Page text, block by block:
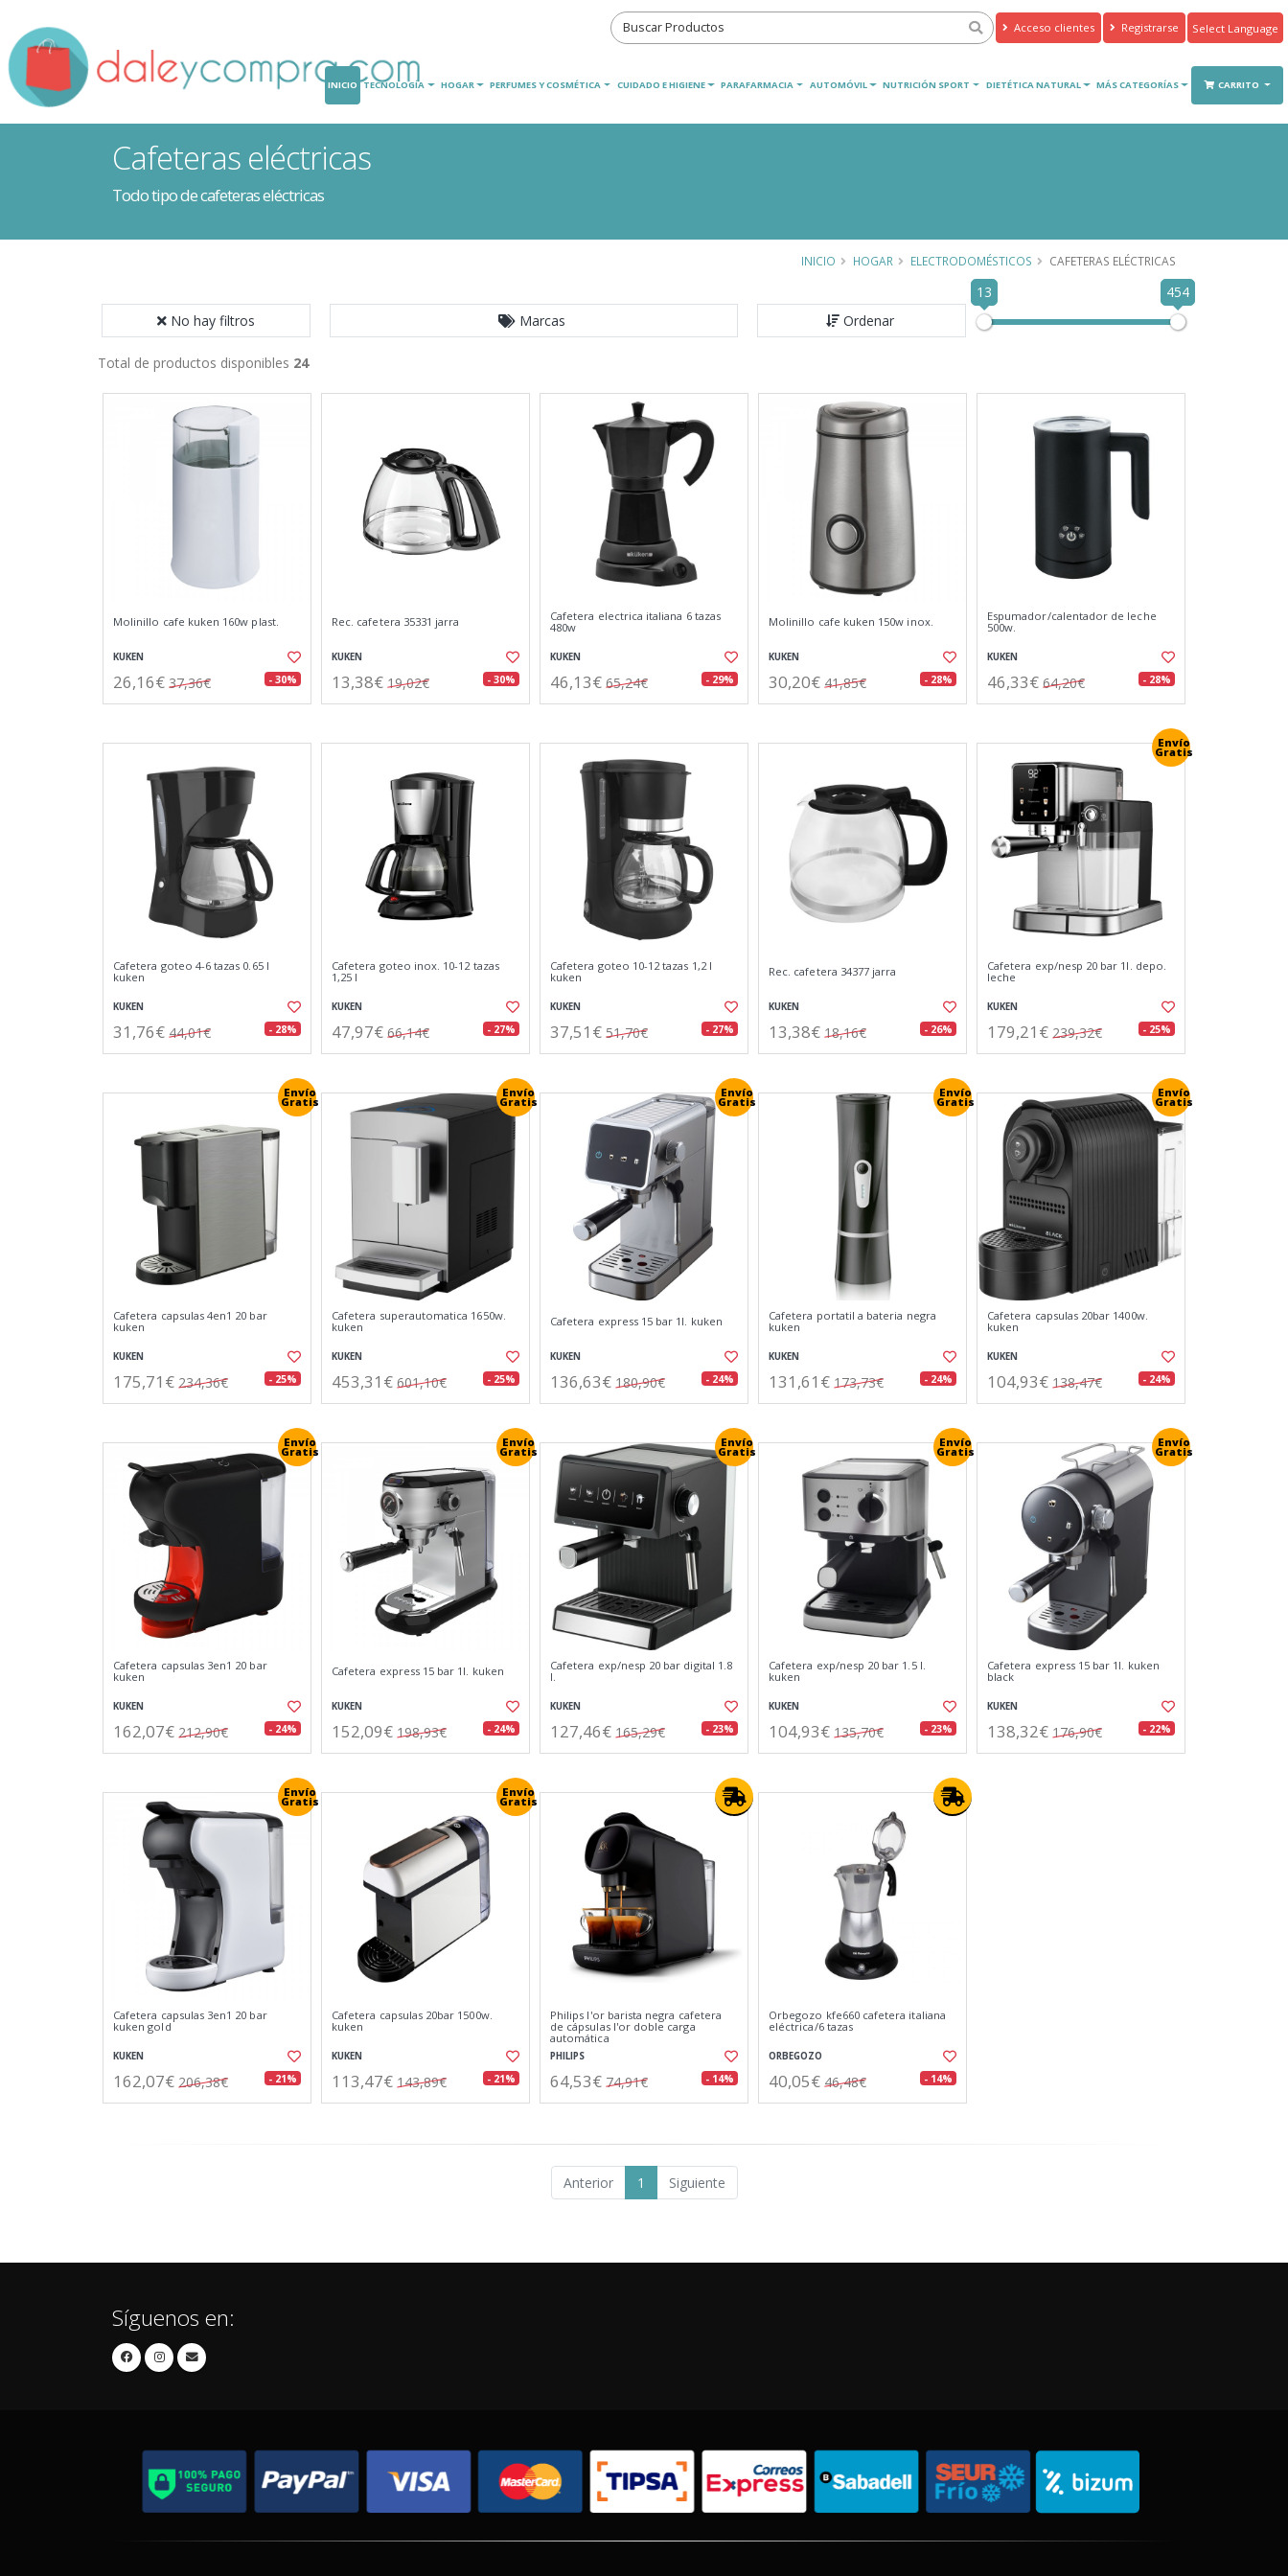
Acceso clientes Registrarse
Translate
INICIO TECNOLOGÍA HOGAR PERFUMES Y COSMÉTICA CUIDADO E HIGIENE PARAFARMACIA AUTOMÓVIL NUTRICIÓN SPORT DIETÉTICA NATURAL MÁS CATEGORÍAS CARRITO
Cafeteras eléctricas
Todo tipo de cafeteras eléctricas
INICIO HOGAR ELECTRODOMÉSTICOS CAFETERAS ELÉCTRICAS
No hay filtros Marcas Ordenar
13 454
Total de productos disponibles 24
Molinillo cafe kuken 160w plast.
KUKEN
26,16€ 37,36€ - 30%
Rec. cafetera 35331 jarra
KUKEN
13,38€ 19,02€ - 30%
Cafetera electrica italiana 6 tazas
480w
KUKEN
46,13€ 65,24€ - 29%
Molinillo cafe kuken 150w inox.
KUKEN
30,20€ 41,85€ - 28%
Espumador/calentador de leche
500w.
KUKEN
46,33€ 64,20€ - 28%
Cafetera goteo 4-6 tazas 0.65 l
kuken
KUKEN
31,76€ 44,01€ - 28%
Cafetera goteo inox. 10-12 tazas
1,25 l
KUKEN
47,97€ 66,14€ - 27%
Cafetera goteo 10-12 tazas 1,2 l
kuken
KUKEN
37,51€ 51,70€ - 27%
Rec. cafetera 34377 jarra
KUKEN
13,38€ 18,16€ - 26%
Envío
Gratis
Cafetera exp/nesp 20 bar 1l. depo.
leche
KUKEN
179,21€ 239,32€ - 25%
Envío
Gratis
Cafetera capsulas 4en1 20 bar
kuken
KUKEN
175,71€ 234,36€ - 25%
Envío
Gratis
Cafetera superautomatica 1650w.
kuken
KUKEN
453,31€ 601,10€ - 25%
Envío
Gratis
Cafetera express 15 bar 1l. kuken
KUKEN
136,63€ 180,90€ - 24%
Envío
Gratis
Cafetera portatil a bateria negra
kuken
KUKEN
131,61€ 173,73€ - 24%
Envío
Gratis
Cafetera capsulas 20bar 1400w.
kuken
KUKEN
104,93€ 138,47€ - 24%
Envío
Gratis
Cafetera capsulas 3en1 20 bar
kuken
KUKEN
162,07€ 212,90€ - 24%
Envío
Gratis
Cafetera express 15 bar 1l. kuken
KUKEN
152,09€ 198,93€ - 24%
Envío
Gratis
Cafetera exp/nesp 20 bar digital 1.8
l.
KUKEN
127,46€ 165,29€ - 23%
Envío
Gratis
Cafetera exp/nesp 20 bar 1.5 l.
kuken
KUKEN
104,93€ 135,70€ - 23%
Envío
Gratis
Cafetera express 15 bar 1l. kuken
black
KUKEN
138,32€ 176,90€ - 22%
Envío
Gratis
Cafetera capsulas 3en1 20 bar
kuken gold
KUKEN
162,07€ 206,38€ - 21%
Envío
Gratis
Cafetera capsulas 20bar 1500w.
kuken
KUKEN
113,47€ 143,89€ - 21%
Philips l'or barista negra cafetera
de cápsulas l'or doble carga
automática
PHILIPS
64,53€ 74,91€ - 14%
Orbegozo kfe660 cafetera italiana
eléctrica/6 tazas
ORBEGOZO
40,05€ 46,48€ - 14%
Anterior 1 Siguiente
Síguenos en: